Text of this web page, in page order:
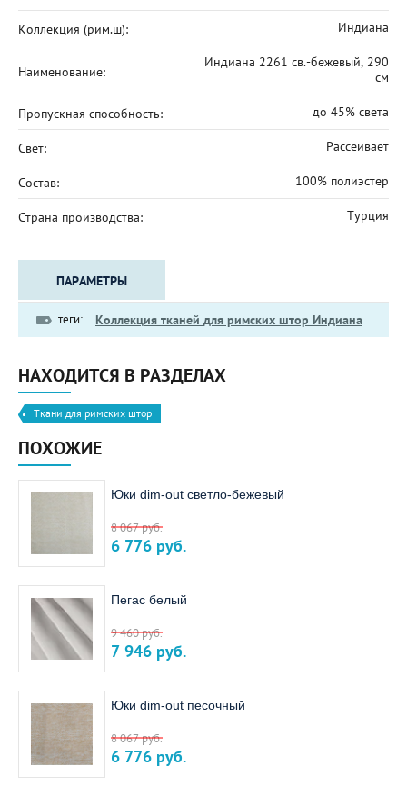
Коллекция (рим.ш): Индиана
Наименование:
Индиана 2261 св.-бежевый, 290
см
Пропускная способность: до 45% света
Свет: Рассеивает
Состав: 100% полиэстер
Страна производства: Турция
ПАРАМЕТРЫ
теги: Коллекция тканей для римских штор Индиана
НАХОДИТСЯ В РАЗДЕЛАХ
Ткани для римских штор
ПОХОЖИЕ
Юки dim-out светло-бежевый
8 067руб.
6 776 руб.
Пегас белый
9 460руб.
7 946 руб.
Юки dim-out песочный
8 067руб.
6 776 руб.